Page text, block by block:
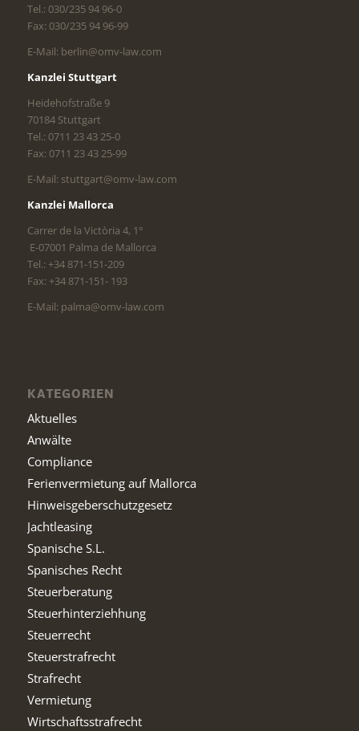
Tel.: 030/235 94 96-0
Fax: 030/235 94 96-99
E-Mail: berlin@omv-law.com
Kanzlei Stuttgart
Heidehofstraße 9
70184 Stuttgart
Tel.: 0711 23 43 25-0
Fax: 0711 23 43 25-99
E-Mail: stuttgart@omv-law.com
Kanzlei Mallorca
Carrer de la Victòria 4, 1°
E-07001 Palma de Mallorca
Tel.: +34 871-151-209
Fax: +34 871-151- 193
E-Mail: palma@omv-law.com
KATEGORIEN
Aktuelles
Anwälte
Compliance
Ferienvermietung auf Mallorca
Hinweisgeberschutzgesetz
Jachtleasing
Spanische S.L.
Spanisches Recht
Steuerberatung
Steuerhinterziehhung
Steuerrecht
Steuerstrafrecht
Strafrecht
Vermietung
Wirtschaftsstrafrecht